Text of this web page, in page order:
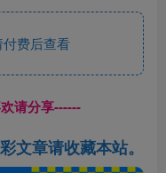
费后查看
请分享------
文章请收藏本站。